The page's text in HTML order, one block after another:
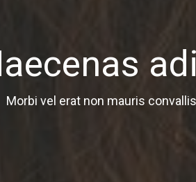
Morbi vel erat non mauris